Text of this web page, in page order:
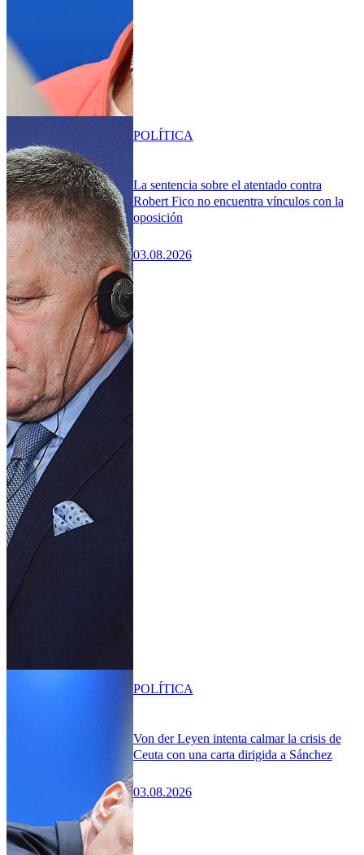
La sentencia sobre el atentado contra
Robert Fico no encuentra vínculos con la
oposición
03.08.2026
POLÍTICA
Von der Leyen intenta calmar la crisis de
Ceuta con una carta dirigida a Sánchez
03.08.2026
POLÍTICA